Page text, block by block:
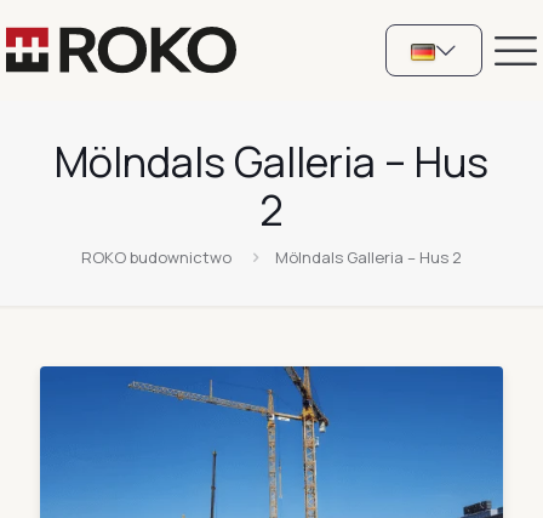
Mölndals Galleria – Hus
2
ROKO budownictwo Mölndals Galleria – Hus 2